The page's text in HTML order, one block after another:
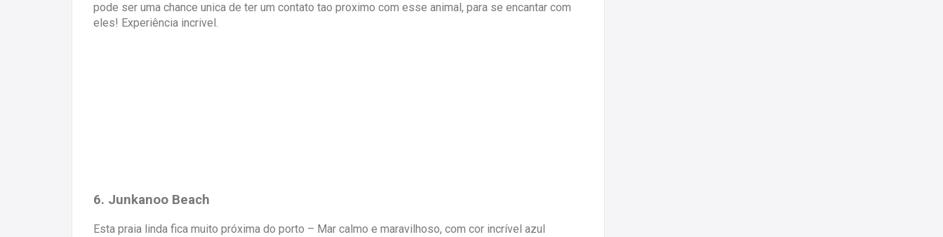
pode ser uma chance unica de ter um contato tao proximo com esse animal, para se encantar com
eles! Experiência incrivel.
6. Junkanoo Beach
Esta praia linda fica muito próxima do porto – Mar calmo e maravilhoso, com cor incrível azul